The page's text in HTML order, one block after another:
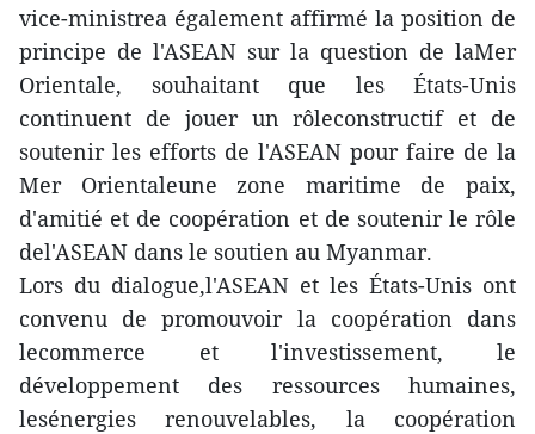
vice-ministrea également affirmé la position de
principe de l'ASEAN sur la question de laMer
Orientale, souhaitant que les États-Unis
continuent de jouer un rôleconstructif et de
soutenir les efforts de l'ASEAN pour faire de la
Mer Orientaleune zone maritime de paix,
d'amitié et de coopération et de soutenir le rôle
del'ASEAN dans le soutien au Myanmar.
Lors du dialogue,l'ASEAN et les États-Unis ont
convenu de promouvoir la coopération dans
lecommerce et l'investissement, le
développement des ressources humaines,
lesénergies renouvelables, la coopération